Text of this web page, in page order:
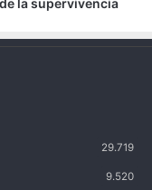
la supervivencia
29.719
9.520